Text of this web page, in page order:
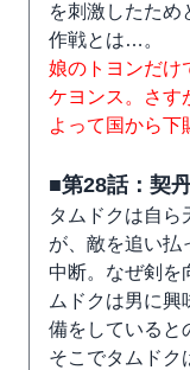
を刺激したため
作戦とは…。
娘のトヨンだけ
ケヨンス。さす
よって国から下
■第28話：契
タムドクは自ら
が、敵を追い払
中断。なぜ剣を
ムドクは男に
備をしていると
そこでタムドク